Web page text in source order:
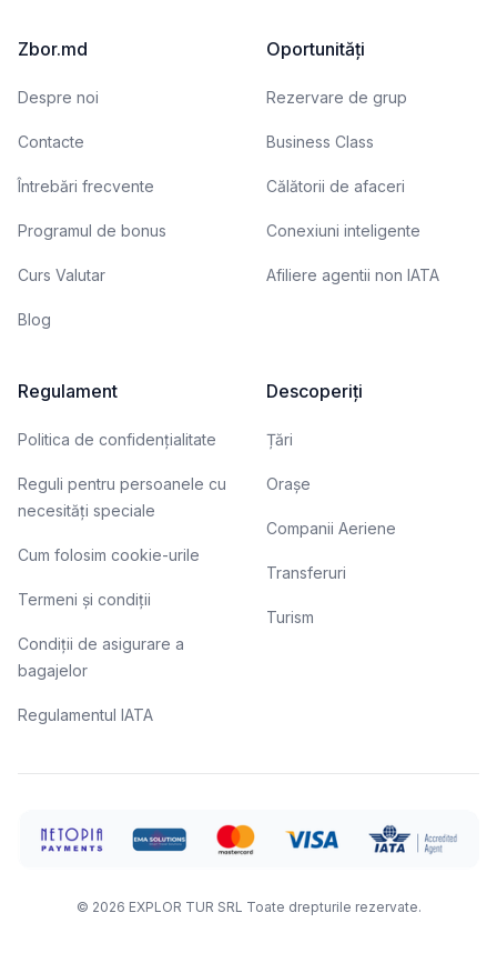
Zbor.md
Despre noi
Contacte
Întrebări frecvente
Programul de bonus
Curs Valutar
Blog
Oportunități
Rezervare de grup
Business Class
Călătorii de afaceri
Conexiuni inteligente
Afiliere agentii non IATA
Regulament
Politica de confidențialitate
Reguli pentru persoanele cu
necesități speciale
Cum folosim cookie-urile
Termeni și condiții
Condiții de asigurare a
bagajelor
Regulamentul IATA
Descoperiți
Țări
Orașe
Companii Aeriene
Transferuri
Turism
© 2026 EXPLOR TUR SRL Toate drepturile rezervate.